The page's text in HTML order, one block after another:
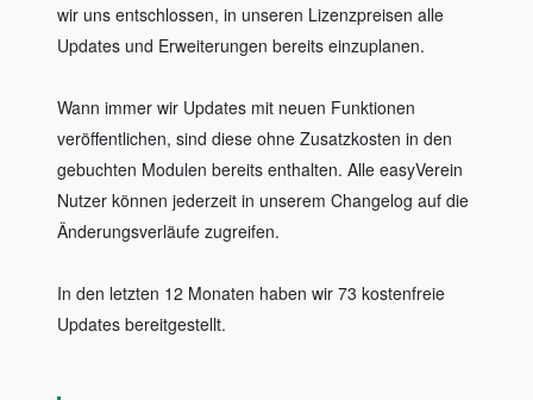
wir uns entschlossen, in unseren Lizenzpreisen alle
Updates und Erweiterungen bereits einzuplanen.
Wann immer wir Updates mit neuen Funktionen
veröffentlichen, sind diese ohne Zusatzkosten in den
gebuchten Modulen bereits enthalten. Alle easyVerein
Nutzer können jederzeit in unserem Changelog auf die
Änderungsverläufe zugreifen.
In den letzten 12 Monaten haben wir 73 kostenfreie
Updates bereitgestellt.